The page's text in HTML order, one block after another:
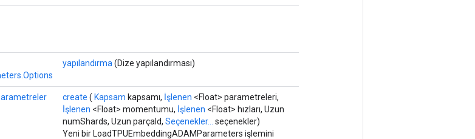
yapılandırma (Dize yapılandırması)
create ( Kapsam kapsamı, İşlenen <Float> parametreleri,
İşlenen <Float> momentumu, İşlenen <Float> hızları, Uzun
numShards, Uzun parçaId, Seçenekler...
seçenekler)
Yeni bir LoadTPUEmbeddingADAMParameters işlemini